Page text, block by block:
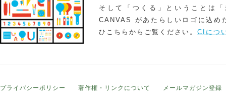
そして「つくる」ということは
CANVAS があたらしいロゴに込め
ひこちらからご覧ください。 CIにつ
プライバシーポリシー 著作権・リンクについて メールマガジン登録